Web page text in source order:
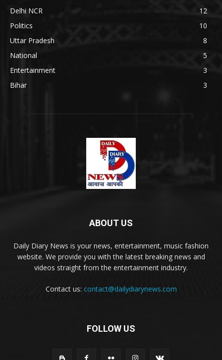
Delhi NCR
12
Politics
10
Uttar Pradesh
8
National
5
Entertainment
3
Bihar
3
ABOUT US
Daily Diary News is your news, entertainment, music fashion
website. We provide you with the latest breaking news and
videos straight from the entertainment industry.
Contact us: contact@dailydiarynews.com
FOLLOW US